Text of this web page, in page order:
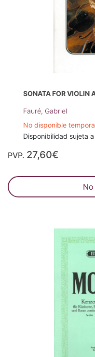
SONATA FOR VIOLIN
Fauré, Gabriel
No disponible
Disponibilidad sujeta
PVP. 27,60€